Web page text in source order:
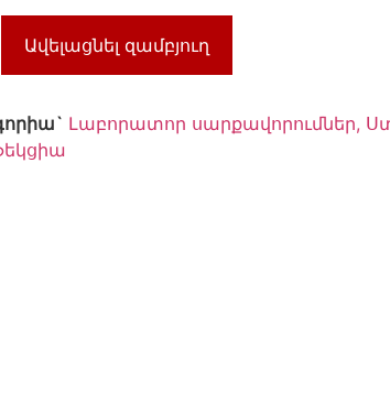
Ավելացնել զամբյուղ
Լաբորատոր սարքավորումներ,